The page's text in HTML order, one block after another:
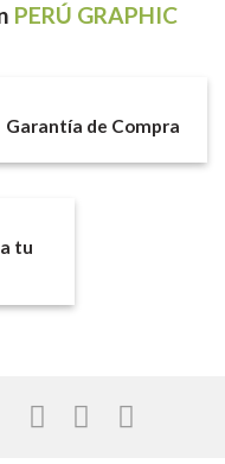
PERÚ GRAPHIC
Garantía de Compra
tu